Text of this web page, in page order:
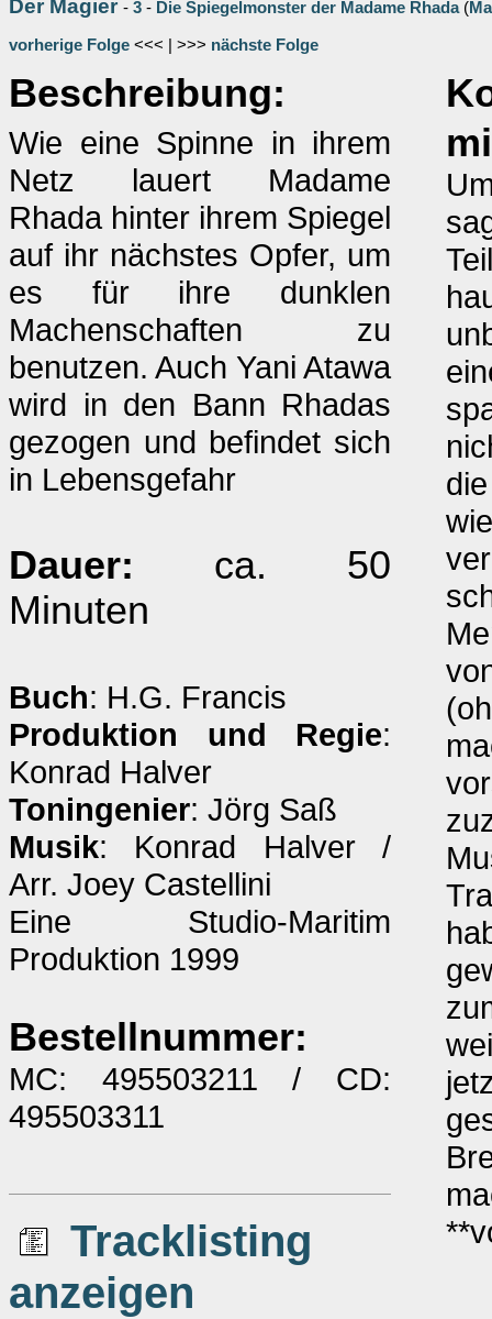
Der Magier - 3 - Die Spiegelmonster der Madame Rhada(
vorherige Folge <<< | >>> nächste Folge
Beschreibung:
Wie eine Spinne in ihrem
Netz lauert Madame
Rhada hinter ihrem Spiegel
auf ihr nächstes Opfer, um
es für ihre dunklen
Machenschaften zu
benutzen. Auch Yani Atawa
wird in den Bann Rhadas
gezogen und befindet sich
in Lebensgefahr
Dauer: ca. 50
Minuten
Buch: H.G. Francis
Produktion und Regie:
Konrad Halver
Toningenier: Jörg Saß
Musik: Konrad Halver /
Arr. Joey Castellini
Eine Studio-Maritim
Produktion 1999
Bestellnummer:
MC: 495503211 / CD:
495503311
Tracklisting
anzeigen